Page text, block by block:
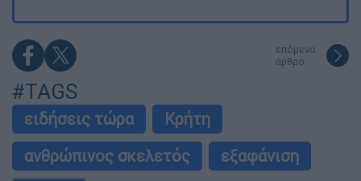
επόμενο
άρθρο
#TAGS
ειδήσεις τώρα
Κρήτη
ανθρώπινος σκελετός
εξαφάνιση